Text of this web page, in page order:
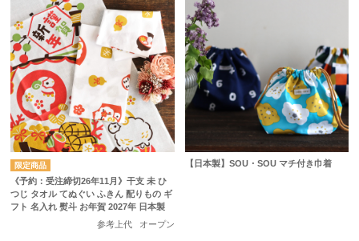
《予約：受注締切26年11月》干支 未 ひ
つじ タオル てぬぐい ふきん 配りもの ギ
フト 名入れ 熨斗 お年賀 2027年 日本製
参考上代
オープン
【日本製】SOU・SOU マチ付き巾着